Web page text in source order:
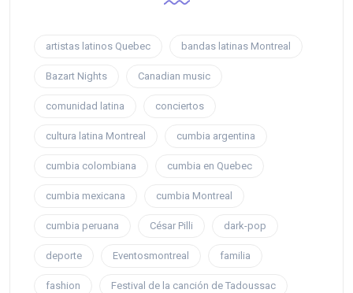
artistas latinos Quebec bandas latinas Montreal
Bazart Nights Canadian music
comunidad latina conciertos
cultura latina Montreal cumbia argentina
cumbia colombiana cumbia en Quebec
cumbia mexicana cumbia Montreal
cumbia peruana César Pilli dark-pop
deporte Eventosmontreal familia
fashion Festival de la canción de Tadoussac